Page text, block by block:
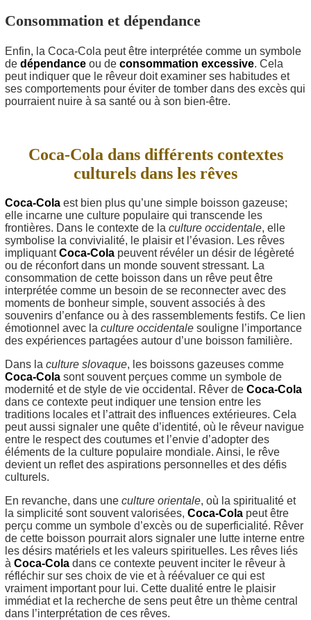
Consommation et dépendance
Enfin, la Coca-Cola peut être interprétée comme un symbole
de dépendance ou de consommation excessive. Cela
peut indiquer que le rêveur doit examiner ses habitudes et
ses comportements pour éviter de tomber dans des excès qui
pourraient nuire à sa santé ou à son bien-être.
Coca-Cola dans différents contextes
culturels dans les rêves
Coca-Cola est bien plus qu’une simple boisson gazeuse;
elle incarne une culture populaire qui transcende les
frontières. Dans le contexte de la culture occidentale, elle
symbolise la convivialité, le plaisir et l’évasion. Les rêves
impliquantCoca-Cola peuvent révéler un désir de légèreté
ou de réconfort dans un monde souvent stressant. La
consommation de cette boisson dans un rêve peut être
interprétée comme un besoin de se reconnecter avec des
moments de bonheur simple, souvent associés à des
souvenirs d’enfance ou à des rassemblements festifs. Ce lien
émotionnel avec la culture occidentale souligne l’importance
des expériences partagées autour d’une boisson familière.
Dans la culture slovaque, les boissons gazeuses comme
Coca-Cola sont souvent perçues comme un symbole de
modernité et de style de vie occidental. Rêver de Coca-Cola
dans ce contexte peut indiquer une tension entre les
traditions locales et l’attrait des influences extérieures. Cela
peut aussi signaler une quête d’identité, où le rêveur navigue
entre le respect des coutumes et l’envie d’adopter des
éléments de la culture populaire mondiale. Ainsi, le rêve
devient un reflet des aspirations personnelles et des défis
culturels.
En revanche, dans une culture orientale, où la spiritualité et
la simplicité sont souvent valorisées, Coca-Cola peut être
perçu comme un symbole d’excès ou de superficialité. Rêver
de cette boisson pourrait alors signaler une lutte interne entre
les désirs matériels et les valeurs spirituelles. Les rêves liés
à Coca-Cola dans ce contexte peuvent inciter le rêveur à
réfléchir sur ses choix de vie et à réévaluer ce qui est
vraiment important pour lui. Cette dualité entre le plaisir
immédiat et la recherche de sens peut être un thème central
dans l’interprétation de ces rêves.